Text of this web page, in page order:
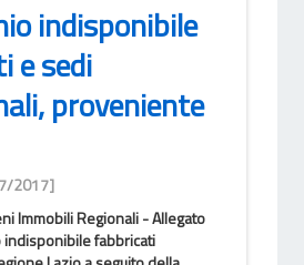
indisponibile
e sedi
proveniente
2017]
Immobili Regionali - Allegato
indisponibile fabbricati